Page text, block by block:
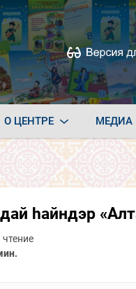
О ЦЕНТРЕ МЕДИА
hайндэр
чтение